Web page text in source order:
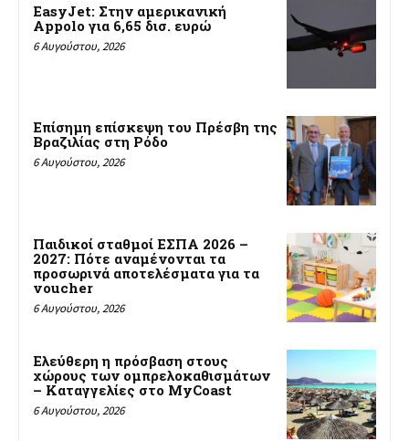
EasyJet: Στην αμερικανική
Appolo για 6,65 δισ. ευρώ
6 Αυγούστου, 2026
Επίσημη επίσκεψη του Πρέσβη της
Βραζιλίας στη Ρόδο
6 Αυγούστου, 2026
Παιδικοί σταθμοί ΕΣΠΑ 2026 –
2027: Πότε αναμένονται τα
προσωρινά αποτελέσματα για τα
voucher
6 Αυγούστου, 2026
Ελεύθερη η πρόσβαση στους
χώρους των ομπρελοκαθισμάτων
– Καταγγελίες στο MyCoast
6 Αυγούστου, 2026